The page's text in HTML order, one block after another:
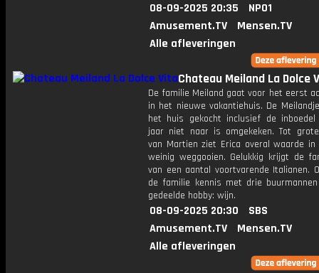
08-09-2025 20:35
NPO1
Amusement.TV
Mensen.TV
Alle afleveringen
Chateau Meiland La Dolce
De familie Meiland gaat voor het eerst
in het nieuwe vakantiehuis. De
het huis gekocht inclusief de
jaar niet naar is omgekeken. Tot
van Martien ziet Erica overal waarde
weinig weggooien. Gelukkig krijgt de
van een aantal voortvarende Italianen.
de familie kennis met drie
gedeelde hobby: wijn.
08-09-2025 20:30
SBS
Amusement.TV
Mensen.TV
Alle afleveringen